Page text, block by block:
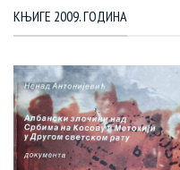
КЊИГЕ 2009. ГОДИНА